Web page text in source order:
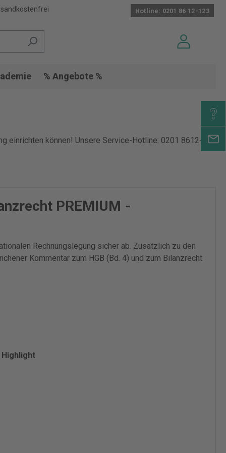
Hotline: 0201 86 12-123
% Angebote %
einrichten können! Unsere Service-Hotline: 0201 8612-
PREMIUM -
Rechnungslegung sicher ab. Zusätzlich zu den
Kommentar zum HGB (Bd. 4) und zum Bilanzrecht
Highlight